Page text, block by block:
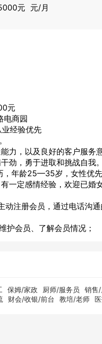
元 元/月
元
电商园
经验优先
力，以及良好的客户服务意
劲，勇于进取和挑战自我。
，年龄25—35岁，女性优先
一定感情经验，欢迎已婚
动注册会员，通过电话沟
护会员、了解会员情况；
保姆/家政 厨师/服务员 销售
财会/收银/前台 教培/老师